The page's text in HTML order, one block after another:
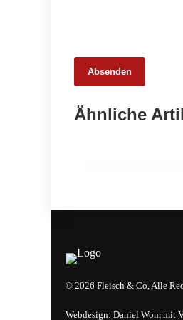
Absenden
Ähnliche
Netzwerktreffen
© 2026 Fleisch & Co, Alle
Webdesign: Daniel Wom mit